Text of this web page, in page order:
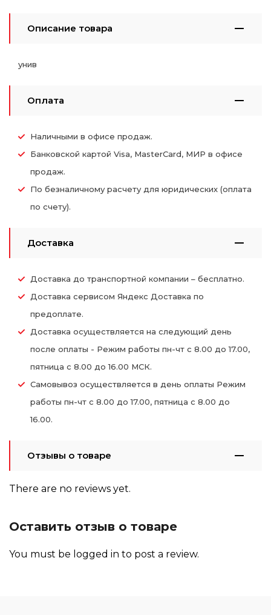
Описание товара
унив
Оплата
Наличными в офисе продаж.
Банковской картой Visa, MasterCard, МИР в офисе
продаж.
По безналичному расчету для юридических (оплата
по счету).
Доставка
Доставка до транспортной компании – бесплатно.
Доставка сервисом Яндекс Доставка по
предоплате.
Доставка осуществляется на следующий день
после оплаты - Режим работы пн-чт с 8.00 до 17.00,
пятница с 8.00 до 16.00 МСК.
Самовывоз осуществляется в день оплаты Режим
работы пн-чт с 8.00 до 17.00, пятница с 8.00 до
16.00.
Отзывы о товаре
There are no reviews yet.
Оставить отзыв о товаре
You must be logged in to post a review.